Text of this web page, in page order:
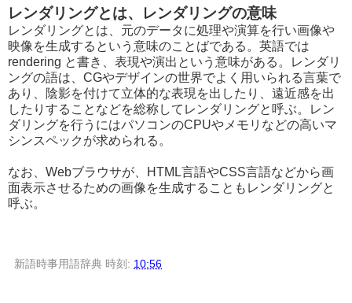
レンダリングとは、レンダリングの意味
レンダリングとは、元のデータに処理や演算を行い画像や
映像を生成するという意味のことばである。英語では
rendering と書き、表現や演出という意味がある。レンダリ
ングの語は、CGやデザインの世界でよく用いられる言葉で
あり、陰影を付けて立体的な表現を出したり、遠近感を出
したりすることなどを総称してレンダリングと呼ぶ。レン
ダリングを行うにはパソコンのCPUやメモリなどの高いマ
シンスペックが求められる。
なお、Webブラウサが、HTML言語やCSS言語などから画
面表示させるための画像を生成することもレンダリングと
呼ぶ。
新語時事用語辞典 時刻: 10:56